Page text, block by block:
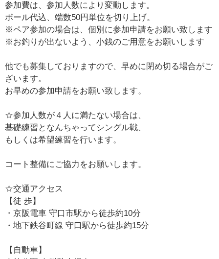
参加費は、参加人数により変動します。
ボール代込、端数50円単位を切り上げ。
※ペア参加の場合は、個別に参加申請をお願い致します
※お釣りが出ないよう、小銭のご用意をお願いします
他でも募集しておりますので、早めに閉め切る場合がご
ざいます。
お早めの参加申請をお願い致します。
☆参加人数が４人に満たない場合は、
基礎練習となんちゃってシングル戦、
もしくは希望練習を行います。
コート整備にご協力をお願いします。
☆交通アクセス
【徒 歩】
・京阪電車 守口市駅から徒歩約10分
・地下鉄谷町線 守口駅から徒歩約15分
【自動車】